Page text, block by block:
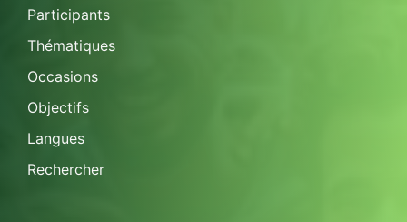
Participants
Thématiques
Occasions
Objectifs
Langues
Rechercher